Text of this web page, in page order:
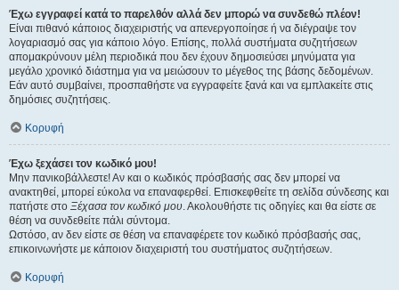
Έχω εγγραφεί κατά το παρελθόν αλλά δεν μπορώ να συνδεθώ πλέον!
Είναι πιθανό κάποιος διαχειριστής να απενεργοποίησε ή να διέγραψε τον
λογαριασμό σας για κάποιο λόγο. Επίσης, πολλά συστήματα συζητήσεων
απομακρύνουν μέλη περιοδικά που δεν έχουν δημοσιεύσει μηνύματα για
μεγάλο χρονικό διάστημα για να μειώσουν το μέγεθος της βάσης δεδομένων.
Εάν αυτό συμβαίνει, προσπαθήστε να εγγραφείτε ξανά και να εμπλακείτε στις
δημόσιες συζητήσεις.
Κορυφή
Έχω ξεχάσει τον κωδικό μου!
Μην πανικοβάλλεστε! Αν και ο κωδικός πρόσβασής σας δεν μπορεί να
ανακτηθεί, μπορεί εύκολα να επαναφερθεί. Επισκεφθείτε τη σελίδα σύνδεσης και
πατήστε στο Ξέχασα τον κωδικό μου. Ακολουθήστε τις οδηγίες και θα είστε σε
θέση να συνδεθείτε πάλι σύντομα.
Ωστόσο, αν δεν είστε σε θέση να επαναφέρετε τον κωδικό πρόσβασής σας,
επικοινωνήστε με κάποιον διαχειριστή του συστήματος συζητήσεων.
Κορυφή